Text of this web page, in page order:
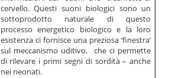
cervello.Questi suoni biologici sono un
sottoprodotto naturale di questo
processo energetico biologico e la loro
esistenza ci fornisce una preziosa ‘finestra’
sul meccanismo uditivo, che ci permette
di rilevare i primi segni di sordità – anche
nei neonati.